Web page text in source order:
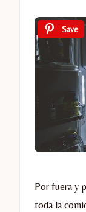
Save
Por fuera y
toda la